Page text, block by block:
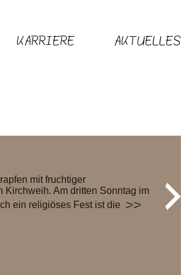
KARRIERE AKTUELLES
mit fruchtiger
Am dritten Sonntag im
ein religiöses Fest ist die >>